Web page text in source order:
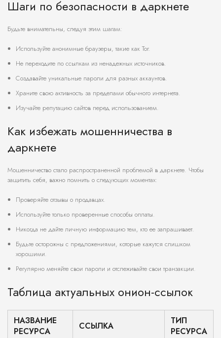
Шаги по безопасности в даркнете
Будьте внимательны, следуя этим шагам:
Используйте анонимные браузеры, такие как Tor.
Не переходите по ссылкам из ненадежных источников.
Создавайте уникальные пароли для разных аккаунтов.
Храните свою активность за пределами обычного интернета.
Изучайте репутацию сайтов перед использованием.
Как избежать мошенничества в
даркнете
Мошенничество стало распространенной проблемой в даркнете. Чтобы
защитить себя, важно помнить о следующих моментах:
Проверяйте отзывы о продавцах.
Используйте только проверенные способы оплаты.
Никогда не дайте личную информацию тем, кто ее запрашивает.
Будьте осторожны с предложениями, которые кажутся слишком
хорошими.
Регулярно меняйте свои пароли и отслеживайте свои транзакции.
Таблица актуальных онион-ссылок
НАЗВАНИЕ
РЕСУРСА
ССЫЛКА
ТИП
РЕСУРСА